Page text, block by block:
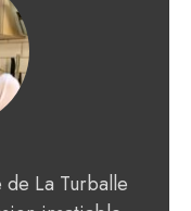
La Turballe